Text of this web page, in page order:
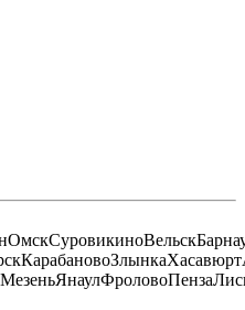
ОмскСуровикиноВельск
КарабановоЗлынкаХасавюрт
МезеньЯнаулФроловоПенза